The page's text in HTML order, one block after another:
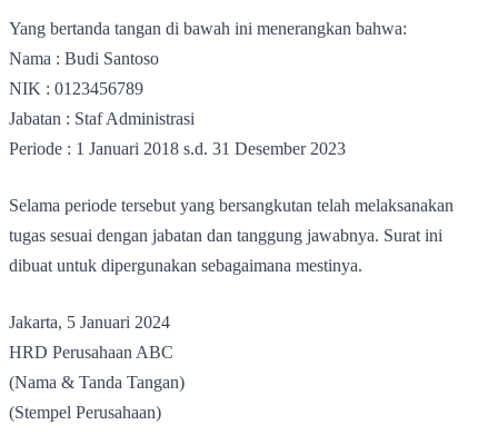
Yang bertanda tangan di bawah ini menerangkan bahwa:
Nama : Budi Santoso
NIK : 0123456789
Jabatan : Staf Administrasi
Periode : 1 Januari 2018 s.d. 31 Desember 2023
Selama periode tersebut yang bersangkutan telah melaksanakan
tugas sesuai dengan jabatan dan tanggung jawabnya. Surat ini
dibuat untuk dipergunakan sebagaimana mestinya.
Jakarta, 5 Januari 2024
HRD Perusahaan ABC
(Nama & Tanda Tangan)
(Stempel Perusahaan)